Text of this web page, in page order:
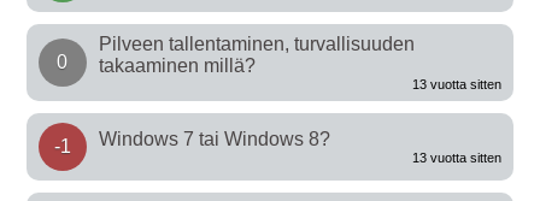
0
Pilveen tallentaminen, turvallisuuden
takaaminen millä?
13 vuotta sitten
-1 Windows 7 tai Windows 8?
13 vuotta sitten